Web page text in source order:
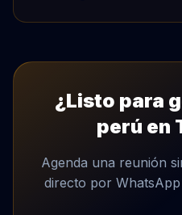
¿Listo para
perú en
Agenda una reunión
directo por